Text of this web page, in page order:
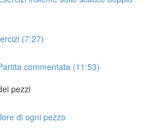
(7:27)
commentata (11:53)
pezzi
di ogni pezzo